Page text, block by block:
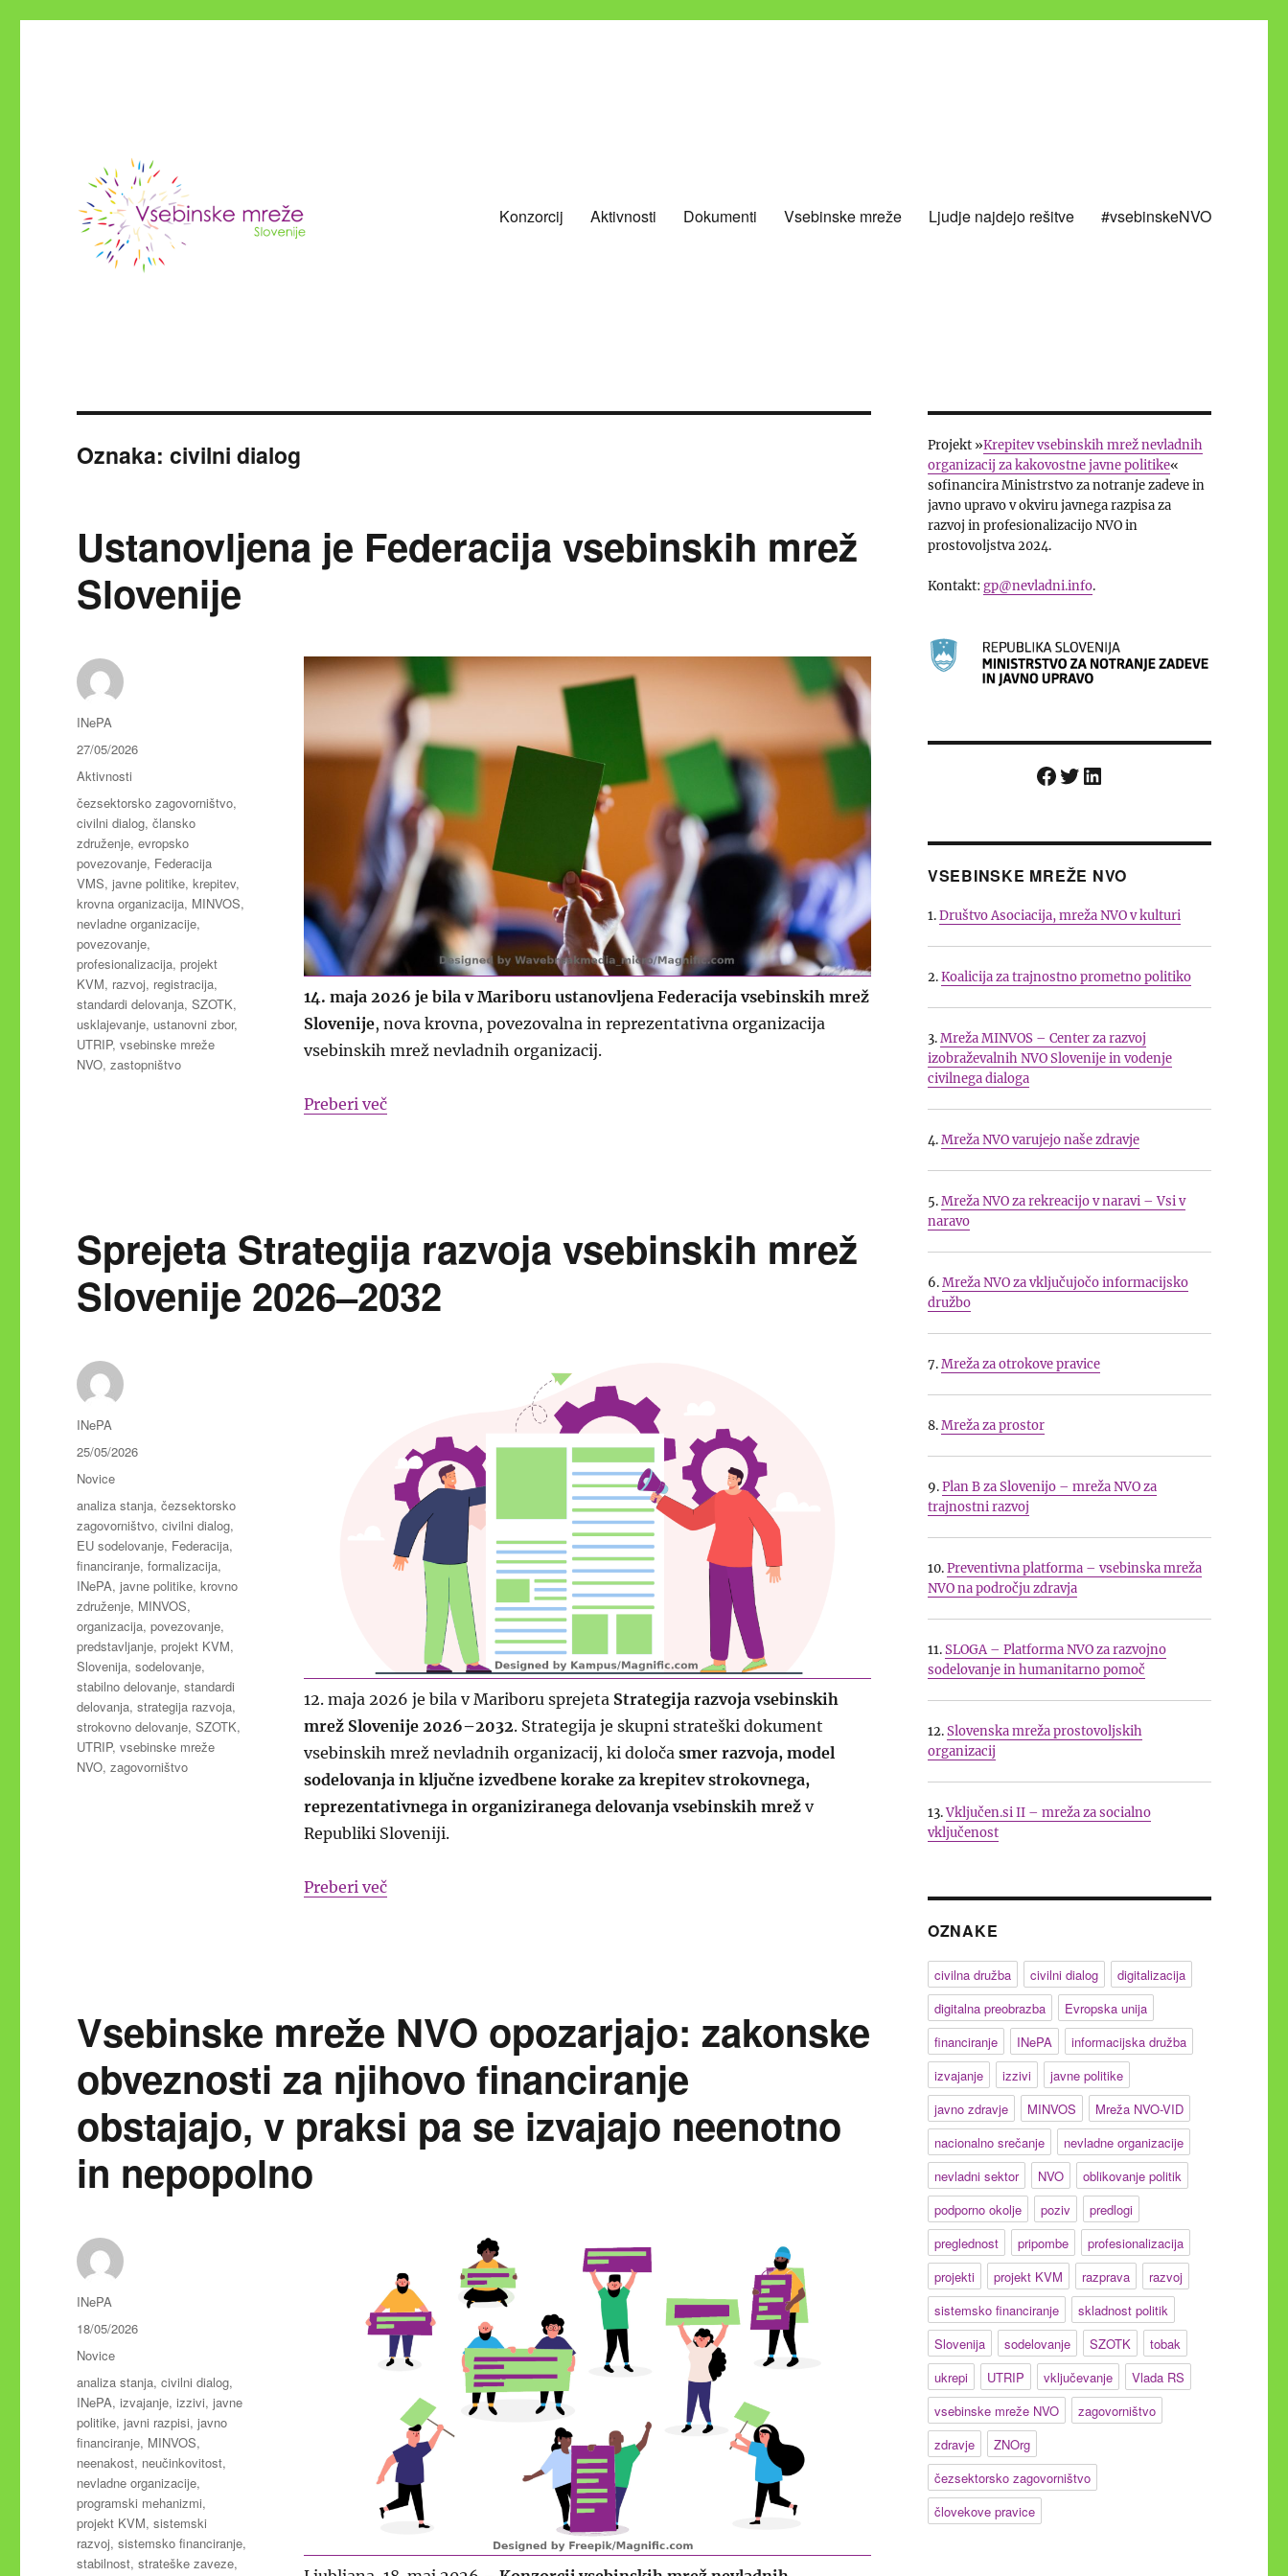
Konzorcij Aktivnosti Dokumenti Vsebinske mreže Ljudje najdejo rešitve #vsebinskeNVO
Oznaka:civilni dialog
Ustanovljena je Federacija vsebinskih mrež
Slovenije
14. maja 2026 je bila v Mariboru ustanovljena Federacija vsebinskih mrež
Slovenije, nova krovna, povezovalna in reprezentativna organizacija
vsebinskih mrež nevladnih organizacij.
Preberi več“Ustanovljena je Federacija vsebinskih mrež Slovenije”
Avtor
INePA
Objavljeno
dne
27/05/2026
Kategorije
Aktivnosti
Oznake
čezsektorsko zagovorništvo,
civilni dialog,člansko
združenje,evropsko
povezovanje, Federacija
VMS,javne politike,krepitev,
krovna organizacija, MINVOS,
nevladne organizacije,
povezovanje,
profesionalizacija,projekt
KVM, razvoj, registracija,
standardi delovanja,SZOTK,
usklajevanje, ustanovni zbor,
UTRIP,vsebinske mreže
NVO,zastopništvo
Sprejeta Strategija razvoja vsebinskih mrež
Slovenije 2026–2032
12. maja 2026 je bila v Mariboru sprejeta Strategija razvoja vsebinskih
mrež Slovenije 2026–2032. Strategija je skupni strateški dokument
vsebinskih mrež nevladnih organizacij, ki določa smer razvoja, model
sodelovanja in ključne izvedbene korake za krepitev strokovnega,
reprezentativnega in organiziranega delovanja vsebinskih mrežv
Republiki Sloveniji.
Preberi več“Sprejeta Strategija razvoja vsebinskih mrež Slovenije 2026–2032”
Avtor
INePA
Objavljeno
dne
25/05/2026
Kategorije
Novice
Oznake
analiza stanja,čezsektorsko
zagovorništvo,civilni dialog,
EU sodelovanje, Federacija,
financiranje,formalizacija,
INePA,javne politike,krovno
združenje, MINVOS,
organizacija,povezovanje,
predstavljanje,projekt KVM,
Slovenija,sodelovanje,
stabilno delovanje,standardi
delovanja,strategija razvoja,
strokovno delovanje,SZOTK,
UTRIP,vsebinske mreže
NVO,zagovorništvo
Vsebinske mreže NVO opozarjajo: zakonske
obveznosti za njihovo financiranje
obstajajo, v praksi pa se izvajajo neenotno
in nepopolno
Avtor
INePA
Objavljeno
dne
18/05/2026
Kategorije
Novice
Oznake
analiza stanja,civilni dialog,
INePA,izvajanje,izzivi,javne
politike,javni razpisi,javno
financiranje, MINVOS,
neenakost, neučinkovitost,
nevladne organizacije,
programski mehanizmi,
projekt KVM,sistemski
razvoj,sistemsko financiranje,
stabilnost,strateške zaveze,
Projekt »Krepitev vsebinskih mrež nevladnih
organizacij za kakovostne javne politike«
sofinancira Ministrstvo za notranje zadeve in
javno upravo v okviru javnega razpisa za
razvoj in profesionalizacijo NVO in
prostovoljstva 2024.
Kontakt: gp@nevladni.info.
Facebook
Twitter
LinkedIn
VSEBINSKE MREŽE NVO
1.Društvo Asociacija, mreža NVO v kulturi
2.Koalicija za trajnostno prometno politiko
3.Mreža MINVOS – Center za razvoj
izobraževalnih NVO Slovenije in vodenje
civilnega dialoga
4.Mreža NVO varujejo naše zdravje
5.Mreža NVO za rekreacijo v naravi – Vsi v
naravo
6.Mreža NVO za vključujočo informacijsko
družbo
7.Mreža za otrokove pravice
8.Mreža za prostor
9.Plan B za Slovenijo – mreža NVO za
trajnostni razvoj
10.Preventivna platforma – vsebinska mreža
NVO na področju zdravja
11.SLOGA – Platforma NVO za razvojno
sodelovanje in humanitarno pomoč
12.Slovenska mreža prostovoljskih
organizacij
13.Vključen.si II – mreža za socialno
vključenost
OZNAKE
civilna družba civilni dialog
digitalizacija
digitalna preobrazba
Evropska unija
financiranje
INePA
informacijska družba
izvajanje
izzivi
javne politike
javno zdravje
MINVOS
Mreža NVO-VID
nacionalno srečanje
nevladne organizacije
nevladni sektor
NVO
oblikovanje politik
podporno okolje
poziv
predlogi
preglednost
pripombe
profesionalizacija
projekti
projekt KVM razprava
razvoj
sistemsko financiranje
skladnost politik
Slovenija
sodelovanje SZOTK
tobak
ukrepi
UTRIP vključevanje
Vlada RS
vsebinske mreže NVO
zagovorništvo
zdravje
ZNOrg
čezsektorsko zagovorništvo
človekove pravice